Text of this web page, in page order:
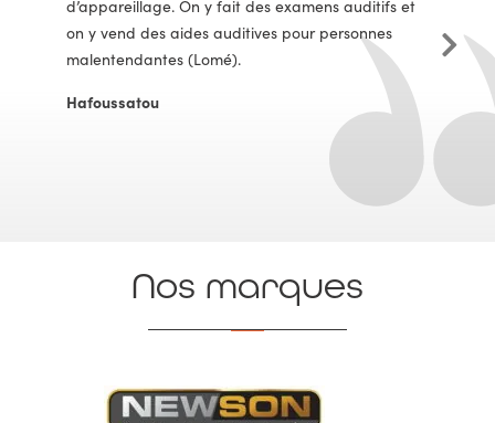
d’appareillage. On y fait des examens auditifs et
on y vend des aides auditives pour personnes
malentendantes (Lomé).
Hafoussatou
Nos marques